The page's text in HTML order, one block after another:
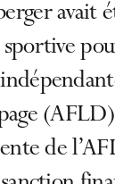
avait
(AFLD)
de